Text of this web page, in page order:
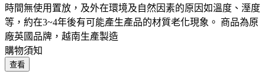
時間無使用置放，及外在環境及自然因素的原因如溫度、溼度
等，約在3~4年後有可能產生產品的材質老化現象。 商品為原
廠英國品牌，越南生產製造
購物須知
查看